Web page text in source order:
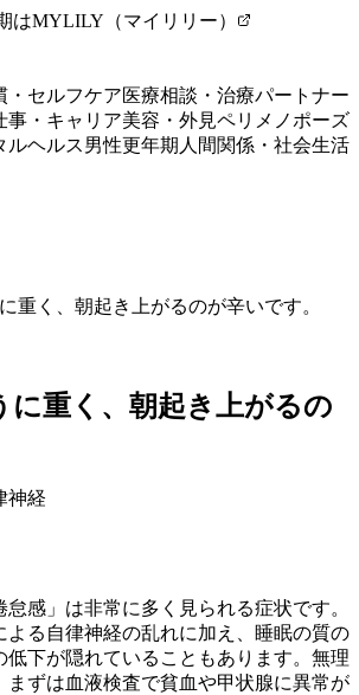
はMYLILY（マイリリー）
・セルフケア医療相談・治療パートナー
事・キャリア美容・外見ペリメノポーズ
ルヘルス男性更年期 人間関係・社会生活
重く、朝起き上がるのが辛いです。
に重く、朝起き上がるの
神経
怠感」は非常に多く見られる症状です。
よる自律神経の乱れに加え、睡眠の質の
低下が隠れていることもあります。無理
まずは血液検査で貧血や甲状腺に異常が